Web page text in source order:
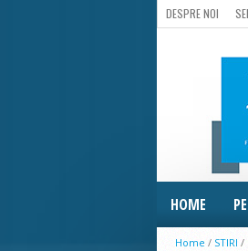
DESPRE NOI
HOME
Home / STIRI /